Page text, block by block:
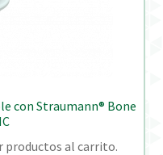
con Straumann® Bone
productos al carrito.